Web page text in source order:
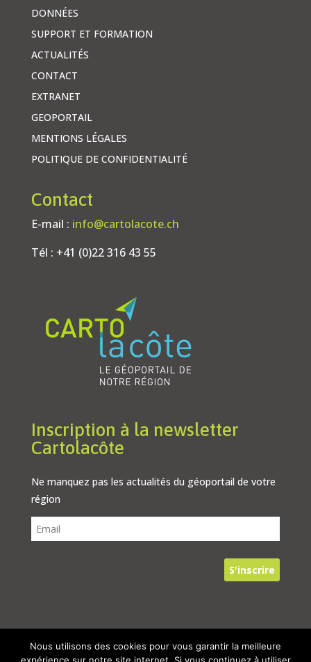
DONNÉES
SUPPORT ET FORMATION
ACTUALITÉS
CONTACT
EXTRANET
GEOPORTAIL
MENTIONS LÉGALES
POLITIQUE DE CONFIDENTIALITÉ
Contact
E-mail : info@cartolacote.ch
Tél : +41 (0)22 316 43 55
Inscription à la newsletter
Cartolacôte
Ne manquez pas les actualités du géoportail de votre
région
© 2024, Tous droits réservés – Cartolacôte
Nous utilisons des cookies pour vous garantir la meilleure